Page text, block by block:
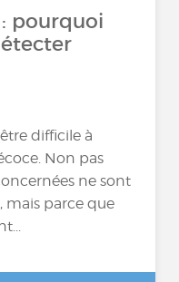
: pourquoi
difficile à
Non pas
ne sont
mais parce que